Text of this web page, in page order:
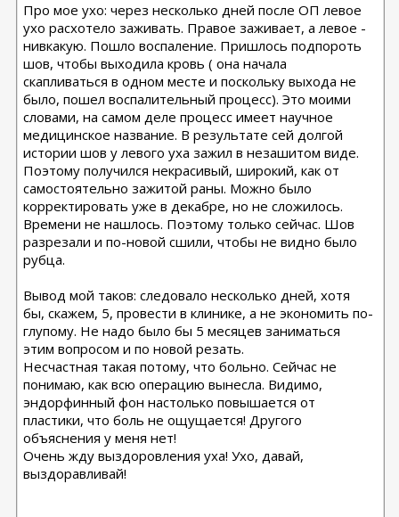
Про мое ухо: через несколько дней после ОП левое
ухо расхотело заживать. Правое заживает, а левое -
нивкакую. Пошло воспаление. Пришлось подпороть
шов, чтобы выходила кровь ( она начала
скапливаться в одном месте и поскольку выхода не
было, пошел воспалительный процесс). Это моими
словами, на самом деле процесс имеет научное
медицинское название. В результате сей долгой
истории шов у левого уха зажил в незашитом виде.
Поэтому получился некрасивый, широкий, как от
самостоятельно зажитой раны. Можно было
корректировать уже в декабре, но не сложилось.
Времени не нашлось. Поэтому только сейчас. Шов
разрезали и по-новой сшили, чтобы не видно было
рубца.
Вывод мой таков: следовало несколько дней, хотя
бы, скажем, 5, провести в клинике, а не экономить по-
глупому. Не надо было бы 5 месяцев заниматься
этим вопросом и по новой резать.
Несчастная такая потому, что больно. Сейчас не
понимаю, как всю операцию вынесла. Видимо,
эндорфинный фон настолько повышается от
пластики, что боль не ощущается! Другого
объяснения у меня нет!
Очень жду выздоровления уха! Ухо, давай,
выздоравливай!